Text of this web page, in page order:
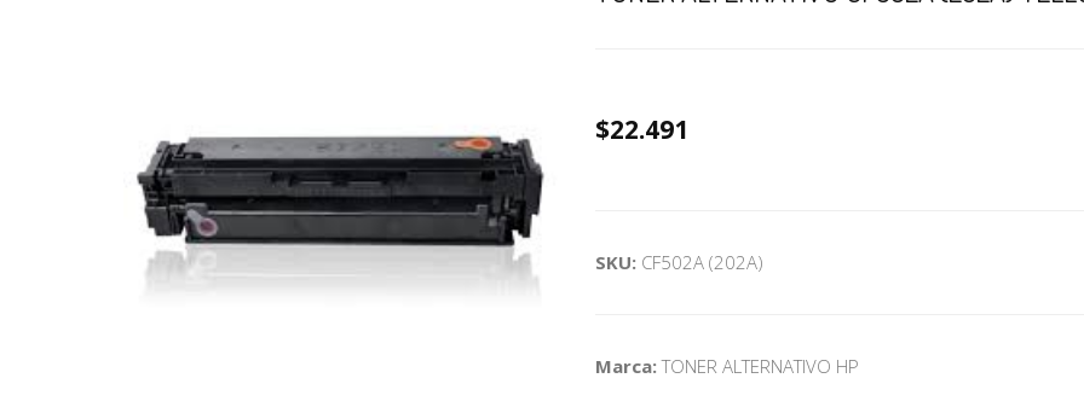
$22.491
SKU: CF502A (202A)
Marca:TONER ALTERNATIVO HP